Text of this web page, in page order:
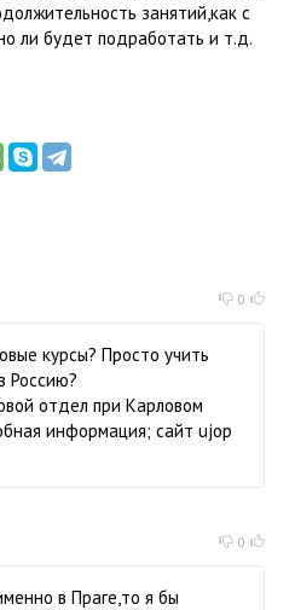
занятий,как с
ли будет подработать и т.д.
0
курсы? Просто учить
Россию?
отдел при Карловом
информация; сайт ujop
0
в Праге,то я бы